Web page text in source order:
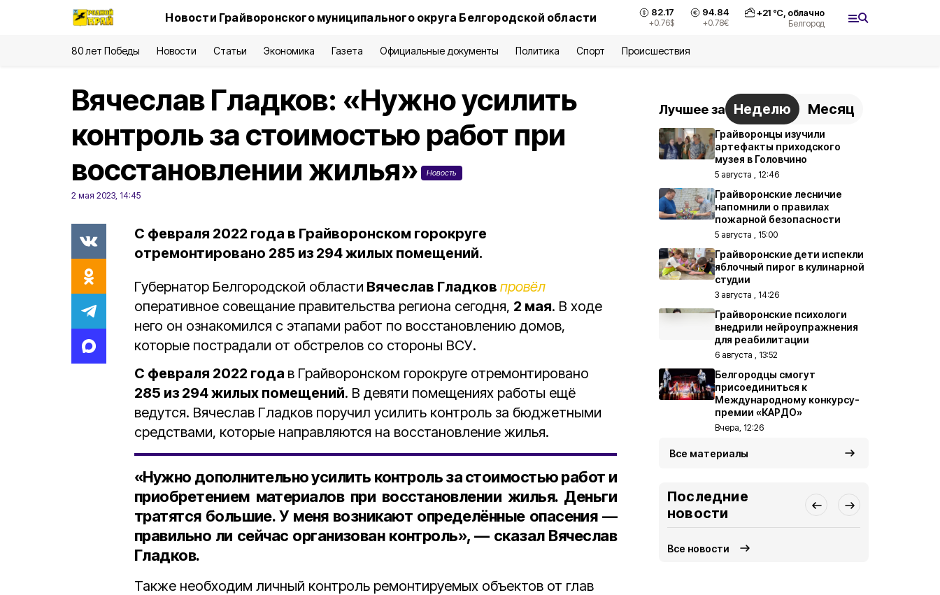
Новости Грайворонского муниципального округа Белгородской области 82.17
+0.76$
94.84
+0.78€
+21°С, облачно
Белгород
80 лет Победы Новости Статьи Экономика Газета Официальные документы Политика Спорт Происшествия
Вячеслав Гладков: «Нужно усилить
контроль за стоимостью работ при
восстановлении жилья»
Новость
2 мая 2023, 14:45
С февраля 2022 года в Грайворонском горокруге
отремонтировано 285 из 294 жилых помещений.
Губернатор Белгородской области Вячеслав Гладков провёл
оперативное совещание правительства региона сегодня, 2 мая. В ходе
него он ознакомился с этапами работ по восстановлению домов,
которые пострадали от обстрелов со стороны ВСУ.
С февраля 2022 года в Грайворонском горокруге отремонтировано
285 из 294 жилых помещений. В девяти помещениях работы ещё
ведутся. Вячеслав Гладков поручил усилить контроль за бюджетными
средствами, которые направляются на восстановление жилья.
«Нужно дополнительно усилить контроль за стоимостью работ и
приобретением материалов при восстановлении жилья. Деньги
тратятся большие. У меня возникают определённые опасения —
правильно ли сейчас организован контроль», — сказал Вячеслав
Гладков.
Также необходим личный контроль ремонтируемых объектов от глав
Лучшее за Неделю Месяц
Грайворонцы изучили
артефакты приходского
музея в Головчино
5 августа , 12:46
Грайворонские лесничие
напомнили о правилах
пожарной безопасности
5 августа , 15:00
Грайворонские дети испекли
яблочный пирог в кулинарной
студии
3 августа , 14:26
Грайворонские психологи
внедрили нейроупражнения
для реабилитации
6 августа , 13:52
Белгородцы смогут
присоединиться к
Международному конкурсу-
премии «КАРДО»
Вчера, 12:26
Все материалы
Последние
новости
Все новости